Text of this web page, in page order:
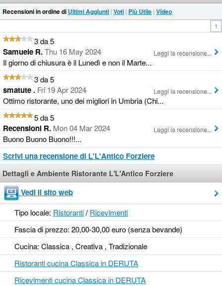
Recensioni in ordine di Ultimi Aggiunti | Voti | Più Utile | Video
1
3 da 5
Samuele R.Thu 16 May 2024
Il giorno di chiusura è il Lunedì e non il Marte...
Leggi la recensione...
3 da 5
smatute . Fri 19 Apr 2024
Ottimo ristorante, uno dei migliori in Umbria (Chi...
Leggi la recensione...
5 da 5
Recensioni R. Mon 04 Mar 2024
Buono Buono Buono!!!...
Leggi la recensione...
Scrivi una recensione di L'L'Antico Forziere
Dettagli e Ambiente Ristorante L'L'Antico Forziere
Vedi il sito web
Tipo locale: Ristoranti/Ricevimenti
Fascia di prezzo: 20,00-30,00 euro (senza bevande)
Cucina: Classica , Creativa , Tradizionale
Ristoranti cucina Classica in DERUTA
Ricevimenti cucina Classica in DERUTA